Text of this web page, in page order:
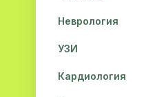
Неврология
УЗИ
Кардиология